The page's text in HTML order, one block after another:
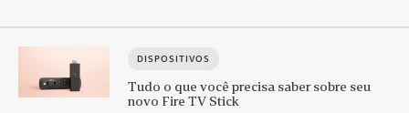
DISPOSITIVOS
Tudo o que você precisa saber sobre seu
novo Fire TV Stick